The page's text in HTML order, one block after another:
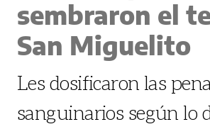
sembraron el
San Miguelito
Les dosificaron las
sanguinarios según lo